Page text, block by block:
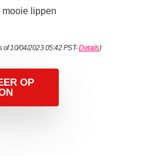
mooie lippen
of 10/04/2023 05:42 PST-Details)
OP